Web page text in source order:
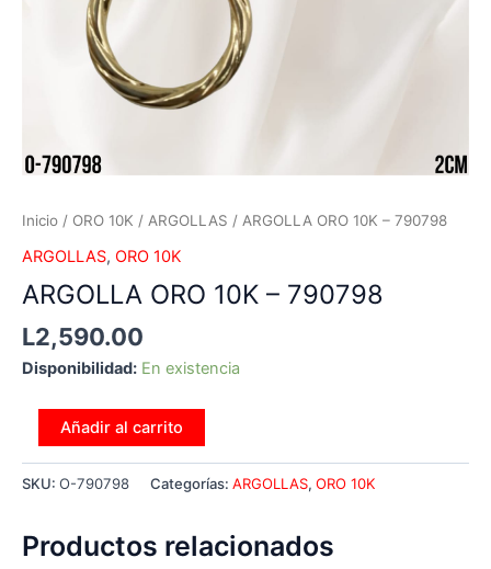
Inicio / ORO 10K / ARGOLLAS / ARGOLLA ORO 10K – 790798
ARGOLLAS, ORO 10K
ARGOLLA ORO 10K – 790798
L2,590.00
Disponibilidad: En existencia
Añadir al carrito
SKU: O-790798 Categorías: ARGOLLAS, ORO 10K
Productos relacionados